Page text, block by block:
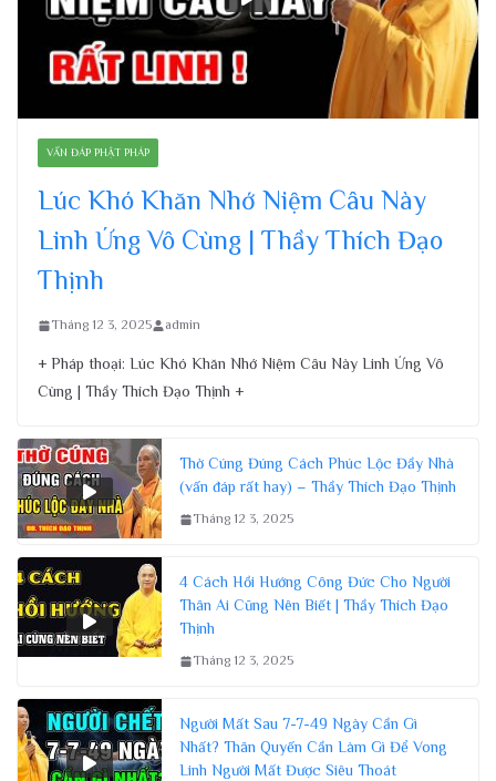
VẤN ĐÁP PHẬT PHÁP
Lúc Khó Khăn Nhớ Niệm Câu Này
Linh Ứng Vô Cùng | Thầy Thích Đạo
Thịnh
Tháng 12 3, 2025 admin
+ Pháp thoại: Lúc Khó Khăn Nhớ Niệm Câu Này Linh Ứng Vô
Cùng | Thầy Thích Đạo Thịnh +
Thờ Cúng Đúng Cách Phúc Lộc Đầy Nhà
(vấn đáp rất hay) – Thầy Thích Đạo Thịnh
Tháng 12 3, 2025
4 Cách Hồi Hướng Công Đức Cho Người
Thân Ai Cũng Nên Biết | Thầy Thích Đạo
Thịnh
Tháng 12 3, 2025
Người Mất Sau 7-7-49 Ngày Cần Gì
Nhất? Thân Quyến Cần Làm Gì Để Vong
Linh Người Mất Được Siêu Thoát